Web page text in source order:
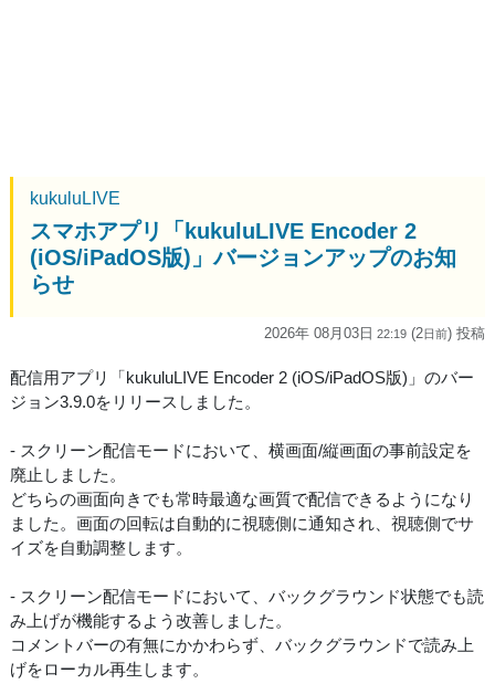
kukuluLIVE
スマホアプリ「kukuluLIVE Encoder 2
(iOS/iPadOS版)」バージョンアップのお知
らせ
2026年 08月03日 22:19 (2日前) 投稿
配信用アプリ「kukuluLIVE Encoder 2 (iOS/iPadOS版)」のバー
ジョン3.9.0をリリースしました。
- スクリーン配信モードにおいて、横画面/縦画面の事前設定を
廃止しました。
どちらの画面向きでも常時最適な画質で配信できるようになり
ました。画面の回転は自動的に視聴側に通知され、視聴側でサ
イズを自動調整します。
- スクリーン配信モードにおいて、バックグラウンド状態でも読
み上げが機能するよう改善しました。
コメントバーの有無にかかわらず、バックグラウンドで読み上
げをローカル再生します。